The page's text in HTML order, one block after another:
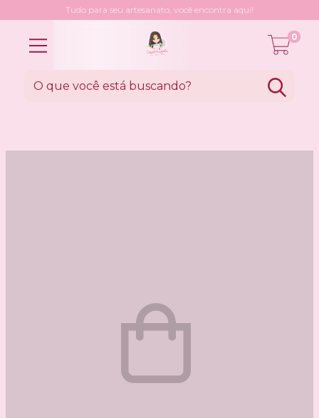
Tudo para seu artesanato, você encontra aqui!
0